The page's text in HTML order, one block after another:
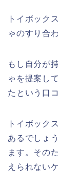
トイボック
ゃのすり合
もし自分が
ゃを提案し
たという口
トイボック
あるでしょ
ます。その
えられない